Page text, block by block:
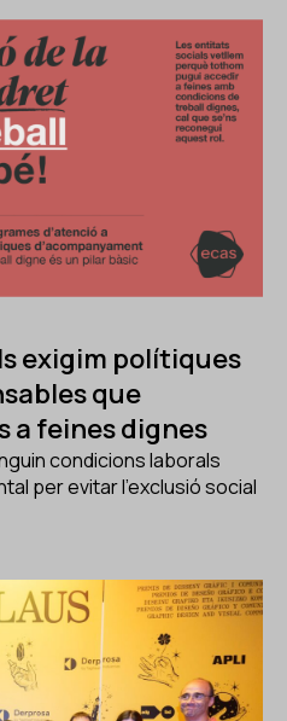
exigim polítiques
que
a feines dignes
condicions laborals
per evitar l'exclusió social